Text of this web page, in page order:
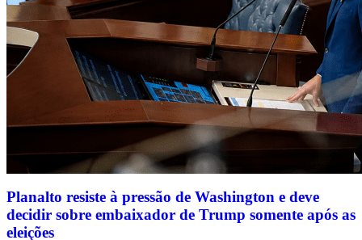
Planalto resiste à pressão de Washington e deve
decidir sobre embaixador de Trump somente após as
eleições